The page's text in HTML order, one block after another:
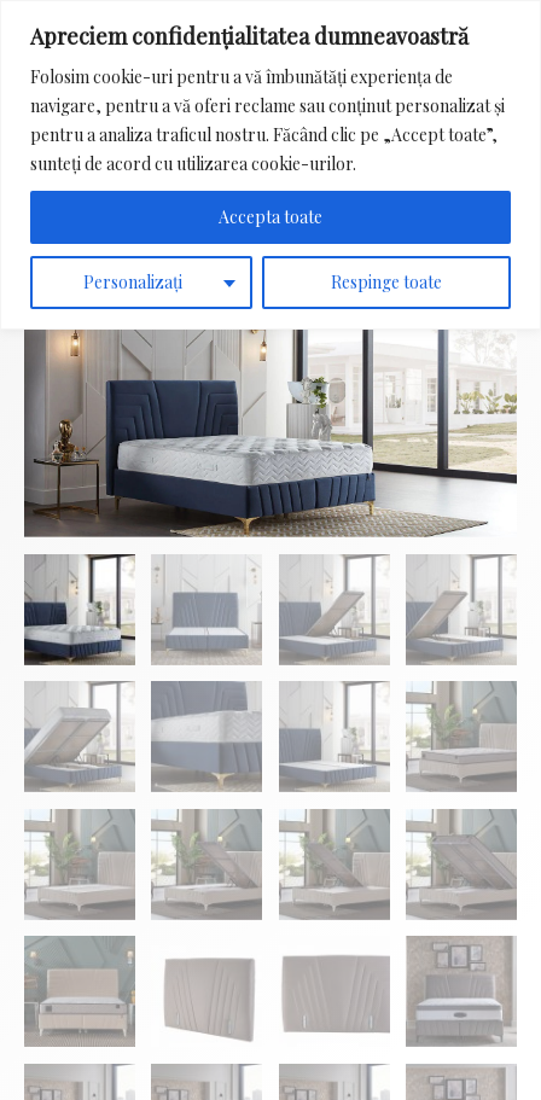
Apreciem confidențialitatea dumneavoastră
Folosim cookie-uri pentru a vă îmbunătăți experiența de
navigare, pentru a vă oferi reclame sau conținut personalizat și
pentru a analiza traficul nostru. Făcând clic pe „Accept toate”,
sunteți de acord cu utilizarea cookie-urilor.
Personalizați Respinge toate
Accepta toate
Menu
Search
for: